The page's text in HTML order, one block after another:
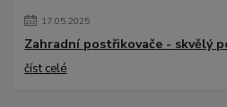
17.05.2025
Zahradní postřikovače - skvělý
číst celé